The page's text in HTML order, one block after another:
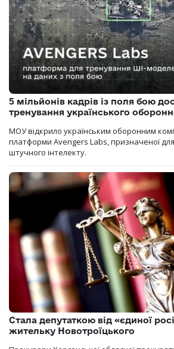
5 мільйонів кадрів із поля бою
тренування українського
МОУ відкрило українським оборонним
платформи Avengers Labs, призначеної
штучного інтелекту.
Стала депутаткою від «єдиної
жительку Новотроїцького